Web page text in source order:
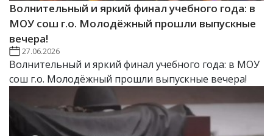
Волнительный и яркий финал учебного года: в
МОУ сош г.о. Молодёжный прошли выпускные
вечера!
27.06.2026
Волнительный и яркий финал учебного года: в МОУ
сош г.о. Молодёжный прошли выпускные вечера!